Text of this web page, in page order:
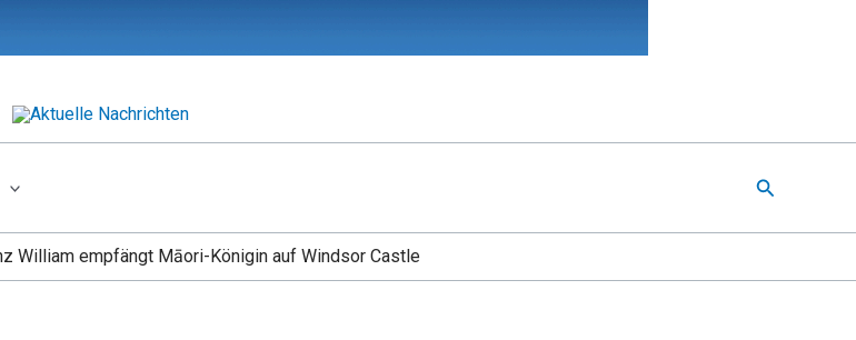
Suchen
William empfängt Māori-Königin auf Windsor Castle